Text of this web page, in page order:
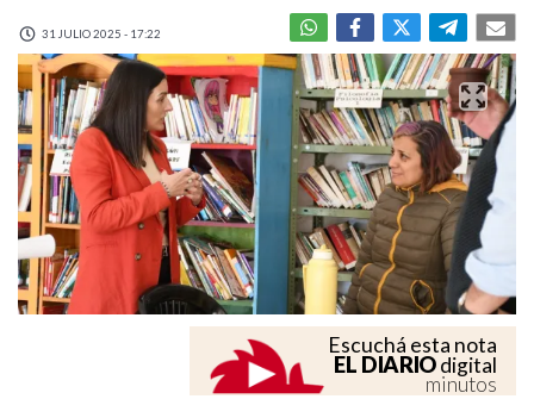
31 JULIO 2025 - 17:22
Escuchá esta nota
EL DIARIOdigital
minutos